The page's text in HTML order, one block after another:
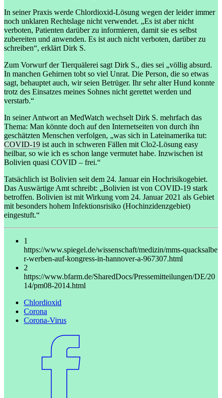
In seiner Praxis werde Chlordioxid-Lösung wegen der leider immer
noch unklaren Rechtslage nicht verwendet. „Es ist aber nicht
verboten, Patienten darüber zu informieren, damit sie es selbst
zubereiten und anwenden. Es ist auch nicht verboten, darüber zu
schreiben“, erklärt Dirk S.
Zum Vorwurf der Tierquälerei sagt Dirk S., dies sei „völlig absurd.
In manchen Gehirnen tobt so viel Unrat. Die Person, die so etwas
sagt, behauptet auch, wir seien Betrüger. Ihr sehr alter Hund konnte
trotz des Einsatzes meines Sohnes nicht gerettet werden und
verstarb.“
In seiner Antwort an MedWatch wechselt Dirk S. mehrfach das
Thema: Man könnte doch auf den Internetseiten von durch ihn
geschätzten Menschen verfolgen, „was sich in Lateinamerika tut:
COVID-19 ist auch in schweren Fällen mit Clo2-Lösung easy
heilbar, so wie ich es schon lange vermutet habe. Inzwischen ist
Bolivien quasi COVID – frei.“
Tatsächlich ist Bolivien seit dem 24. Januar ein Hochrisikogebiet.
Das Auswärtige Amt schreibt: „Bolivien ist von COVID-19 stark
betroffen. Bolivien ist mit Wirkung vom 24. Januar 2021 als Gebiet
mit besonders hohem Infektionsrisiko (Hochinzidenzgebiet)
eingestuft.“
1
https://www.spiegel.de/wissenschaft/medizin/mms-quacksalbe
r-werben-auf-kongress-in-hannover-a-967307.html
2
https://www.bfarm.de/SharedDocs/Pressemitteilungen/DE/20
14/pm08-2014.html
Chlordioxid
Corona
Corona-Virus